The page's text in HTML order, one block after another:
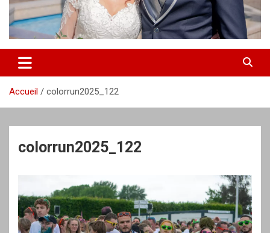
Accueil colorrun2025_122
colorrun2025_122